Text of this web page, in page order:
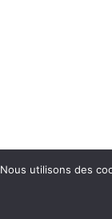
Nous utilisons des